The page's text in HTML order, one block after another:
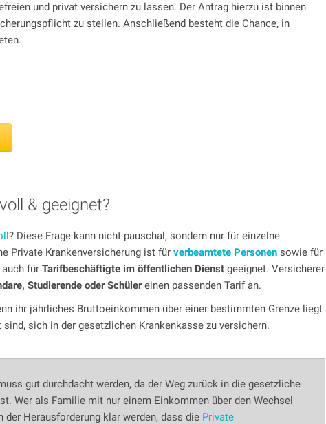
und privat versichern zu lassen. Der Antrag hierzu ist binnen
zu stellen. Anschließend besteht die Chance, in
& geeignet?
? Diese Frage kann nicht pauschal, sondern nur für einzelne
Private Krankenversicherung ist für verbeamtete Personensowie für
für Tarifbeschäftigte im öffentlichen Dienstgeeignet. Versicherer
Studierende oder Schülereinen passenden Tarif an.
ihr jährliches Bruttoeinkommen über einer bestimmten Grenze liegt
sich in der gesetzlichen Krankenkasse zu versichern.
gut durchdacht werden, da der Weg zurück in die gesetzliche
Wer als Familie mit nur einem Einkommen über den Wechsel
Herausforderung klar werden, dass die Private